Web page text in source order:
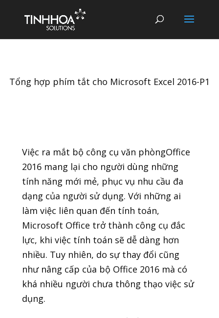
Tổng hợp phím tắt cho Microsoft Excel 2016-P1
Việc ra mắt bộ công cụ văn phòngOffice
2016 mang lại cho người dùng những
tính năng mới mẻ, phục vụ nhu cầu đa
dạng của người sử dụng. Với những ai
làm việc liên quan đến tính toán,
Microsoft Office trở thành công cụ đắc
lực, khi việc tính toán sẽ dễ dàng hơn
nhiều. Tuy nhiên, do sự thay đổi cũng
như nâng cấp của bộ Office 2016 mà có
khá nhiều người chưa thông thạo việc sử
dụng.